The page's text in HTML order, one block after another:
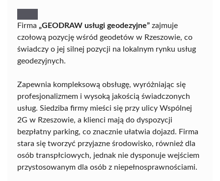
Firma „GEODRAW usługi geodezyjne” zajmuje
czołową pozycję wśród geodetów w Rzeszowie, co
świadczy o jej silnej pozycji na lokalnym rynku usług
geodezyjnych.
Zapewnia kompleksową obsługę, wyróżniając się
profesjonalizmem i wysoką jakością świadczonych
usług. Siedziba firmy mieści się przy ulicy Wspólnej
2G w Rzeszowie, a klienci mają do dyspozycji
bezpłatny parking, co znacznie ułatwia dojazd. Firma
stara się tworzyć przyjazne środowisko, również dla
osób transpłciowych, jednak nie dysponuje wejściem
przystosowanym dla osób z niepełnosprawnościami.